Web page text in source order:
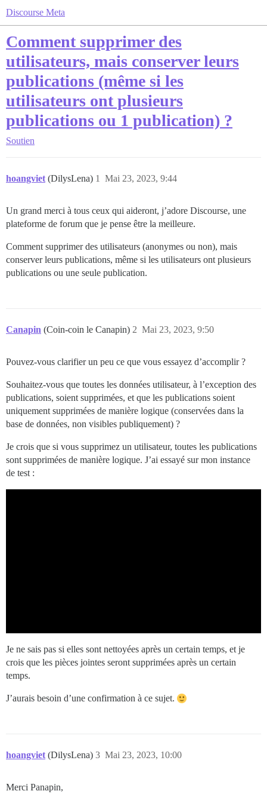
Discourse Meta
Comment supprimer des
utilisateurs, mais conserver leurs
publications (même si les
utilisateurs ont plusieurs
publications ou 1 publication) ?
Soutien
hoangviet (DilysLena) Mai 23, 2023, 9:44
1
Un grand merci à tous ceux qui aideront, j’adore Discourse, une
plateforme de forum que je pense être la meilleure.
Comment supprimer des utilisateurs (anonymes ou non), mais
conserver leurs publications, même si les utilisateurs ont plusieurs
publications ou une seule publication.
Canapin (Coin-coin le Canapin) Mai 23, 2023, 9:50
2
Pouvez-vous clarifier un peu ce que vous essayez d’accomplir ?
Souhaitez-vous que toutes les données utilisateur, à l’exception des
publications, soient supprimées, et que les publications soient
uniquement supprimées de manière logique (conservées dans la
base de données, non visibles publiquement) ?
Je crois que si vous supprimez un utilisateur, toutes les publications
sont supprimées de manière logique. J’ai essayé sur mon instance
de test :
Je ne sais pas si elles sont nettoyées après un certain temps, et je
crois que les pièces jointes seront supprimées après un certain
temps.
J’aurais besoin d’une confirmation à ce sujet.
hoangviet (DilysLena) Mai 23, 2023, 10:00
3
Merci Panapin,